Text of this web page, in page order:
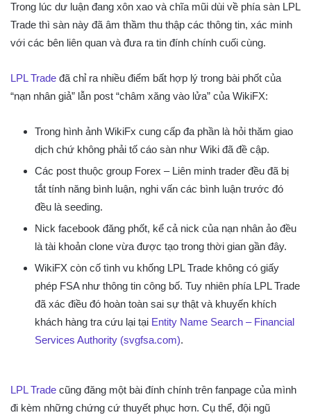
Trong lúc dư luận đang xôn xao và chĩa mũi dùi về phía sàn LPL
Trade thì sàn này đã âm thầm thu thập các thông tin, xác minh
với các bên liên quan và đưa ra tin đính chính cuối cùng.
LPL Trade đã chỉ ra nhiều điểm bất hợp lý trong bài phốt của
“nạn nhân giả” lẫn post “châm xăng vào lửa” của WikiFX:
Trong hình ảnh WikiFx cung cấp đa phần là hỏi thăm giao
dịch chứ không phải tố cáo sàn như Wiki đã đề cập.
Các post thuộc group Forex – Liên minh trader đều đã bị
tắt tính năng bình luận, nghi vấn các bình luận trước đó
đều là seeding.
Nick facebook đăng phốt, kể cả nick của nạn nhân ảo đều
là tài khoản clone vừa được tạo trong thời gian gần đây.
WikiFX còn cố tình vu khống LPL Trade không có giấy
phép FSA như thông tin công bố. Tuy nhiên phía LPL Trade
đã xác điều đó hoàn toàn sai sự thật và khuyến khích
khách hàng tra cứu lại tại Entity Name Search – Financial
Services Authority (svgfsa.com).
LPL Trade cũng đăng một bài đính chính trên fanpage của mình
đi kèm những chứng cứ thuyết phục hơn. Cụ thể, đội ngũ